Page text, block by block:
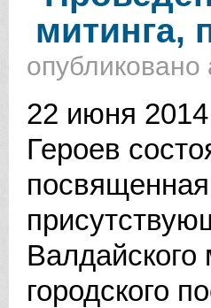
митинга,
опубликовано
22 июня
Героев
городского